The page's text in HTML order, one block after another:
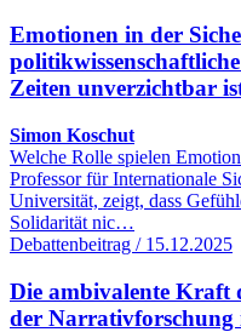
Emotionen in der
Zeiten unverzichtbar
Simon Koschut
Welche Rolle spielen
Professor für Internationale
Universität, zeigt, dass
Solidarität nic…
Debattenbeitrag / 15.12.2025
Die ambivalente Kraft
der Narrativforschung